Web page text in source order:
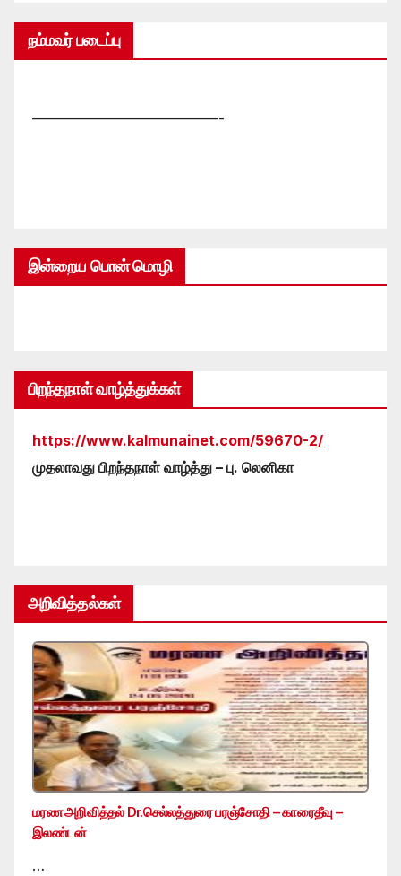
நம்மவர் படைப்பு
—————————————-
இன்றைய பொன் மொழி
பிறந்தநாள் வாழ்த்துக்கள்
https://www.kalmunainet.com/59670-2/
முதலாவது பிறந்தநாள் வாழ்த்து – பு. லெனிகா
அறிவித்தல்கள்
மரண அறிவித்தல் Dr.செல்லத்துரை பரஞ்சோதி – காரைதீவு –
இலண்டன்
…